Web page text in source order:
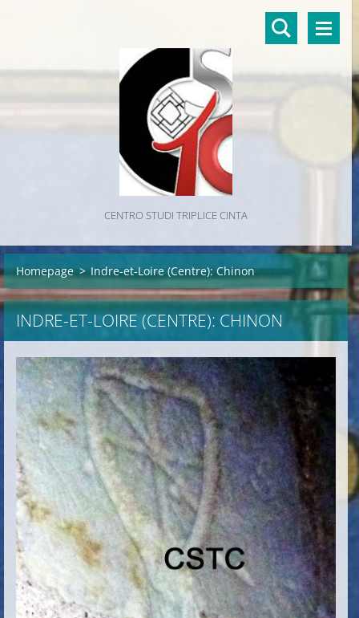
CENTRO STUDI TRIPLICE CINTA
Homepage > Indre-et-Loire (Centre): Chinon
INDRE-ET-LOIRE (CENTRE): CHINON